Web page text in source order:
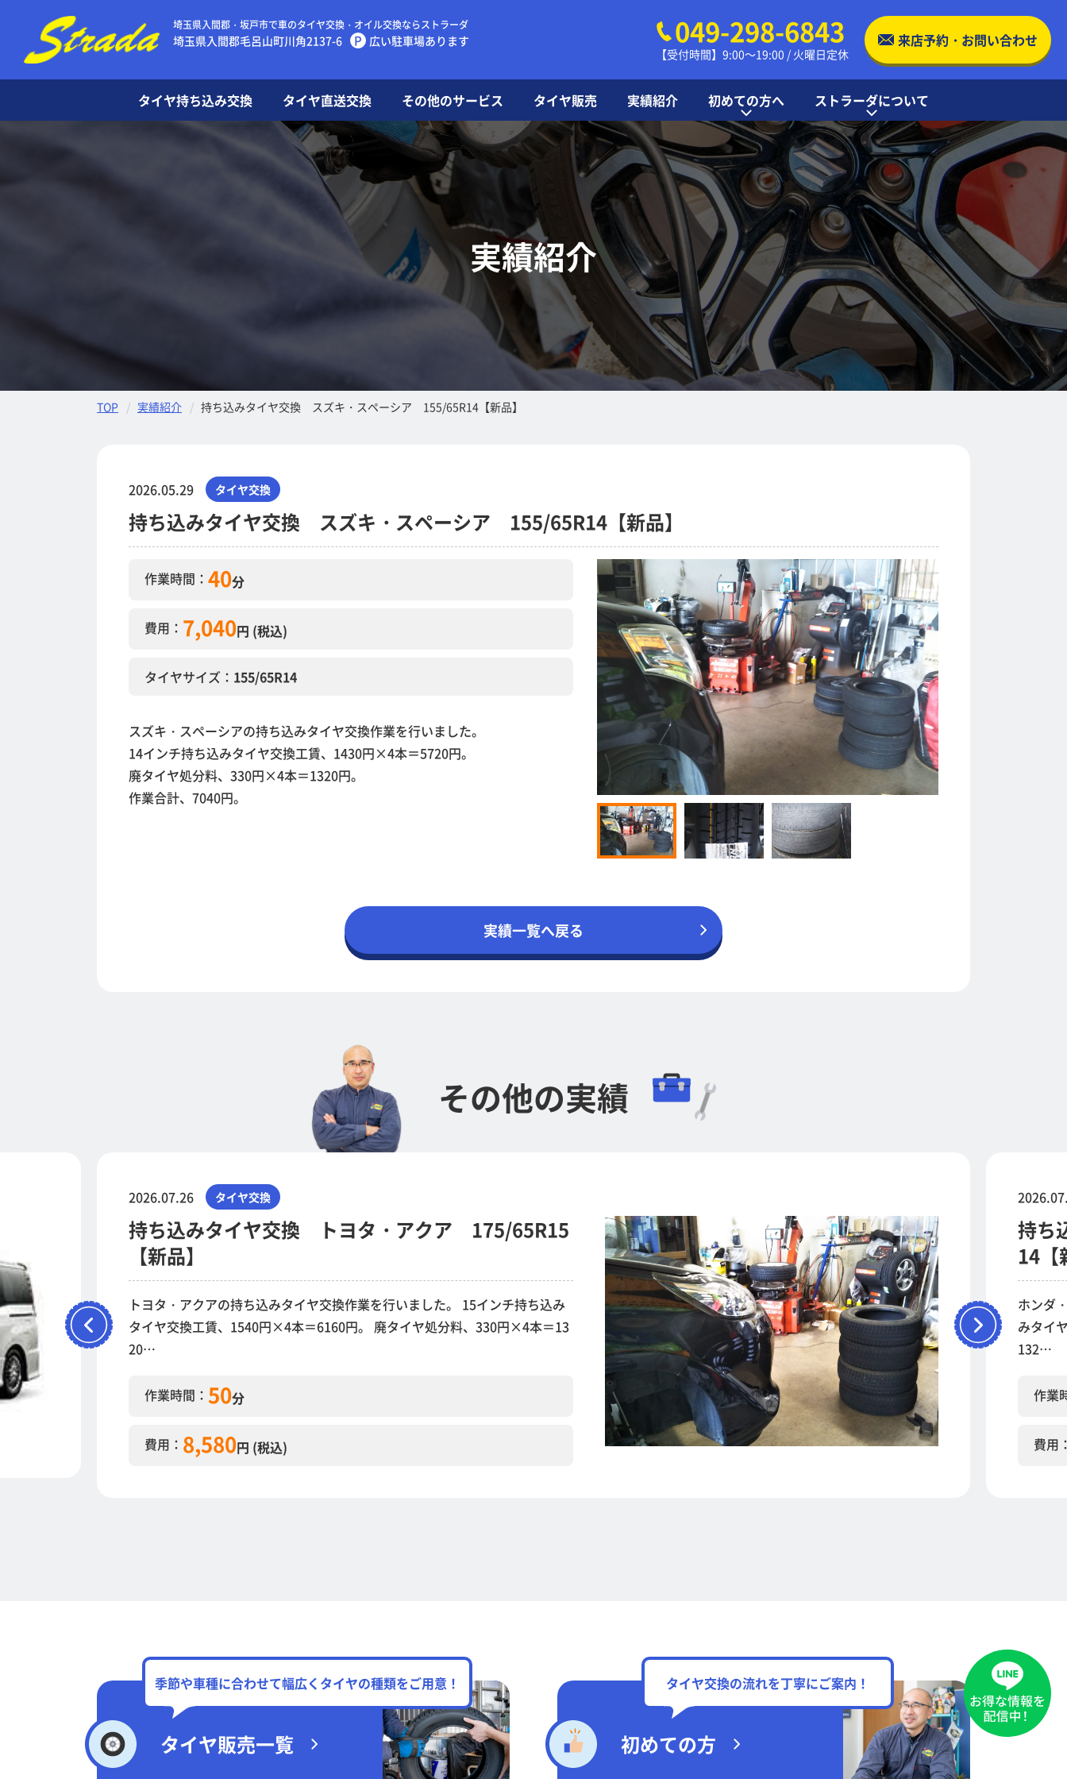
埼玉県入間郡・坂戸市で車のタイヤ交換・オイル交換ならストラーダ
埼玉県入間郡毛呂山町川角2137-6 P 広い駐車場あります 049-298-6843
【受付時間】9:00～19:00 / 火曜日定休
来店予約・お問い合わせ
タイヤ持ち込み交換 タイヤ直送交換 その他のサービス タイヤ販売 実績紹介 初めての方へ
タイヤ交換の流れ
豆知識
よくある質問
ストラーダについて
店舗案内・アクセス
ストラーダの特徴
お知らせ
実績紹介
TOP 実績紹介 持ち込みタイヤ交換 スズキ・スペーシア 155/65R14【新品】
2026.05.29 タイヤ交換
持ち込みタイヤ交換 スズキ・スペーシア 155/65R14【新品】
作業時間： 40分
費用： 7,040円 (税込)
タイヤサイズ： 155/65R14
スズキ・スペーシアの持ち込みタイヤ交換作業を行いました。
14インチ持ち込みタイヤ交換工賃、1430円×4本＝5720円。
廃タイヤ処分料、330円×4本＝1320円。
作業合計、7040円。
実績一覧へ戻る
その他の実績
2026.07.26 タイヤ交換
持ち込みタイヤ交換 トヨタ・アクア 175/65R15
【新品】
トヨタ・アクアの持ち込みタイヤ交換作業を行いました。 15インチ持ち込み
タイヤ交換工賃、1540円×4本＝6160円。 廃タイヤ処分料、330円×4本＝13
20…
作業時間： 50分
費用： 8,580円 (税込)
持ち
14【
ホンダ
みタイ
132…
作業
費用
季節や車種に合わせて幅広くタイヤの種類をご用意！
タイヤ販売一覧
タイヤ交換の流れを丁寧にご案内！
初めての方